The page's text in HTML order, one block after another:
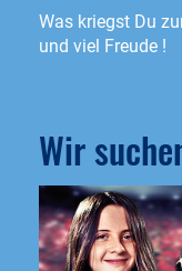
Was kriegst Du
und viel Freude !
Wir